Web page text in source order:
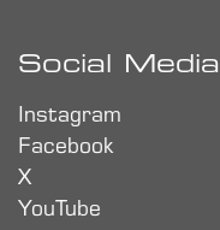
Social Media
Instagram
Facebook
X
YouTube